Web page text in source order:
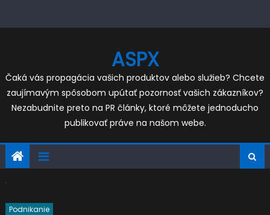
ASPX
Čaká vás propagácia vašich produktov alebo služieb? Chcete
zaujímavým spôsobom upútať pozornosť vašich zákazníkov?
Nezabudnite preto na PR články, ktoré môžete jednoducho
publikovať práve na našom webe.
Podnikanie